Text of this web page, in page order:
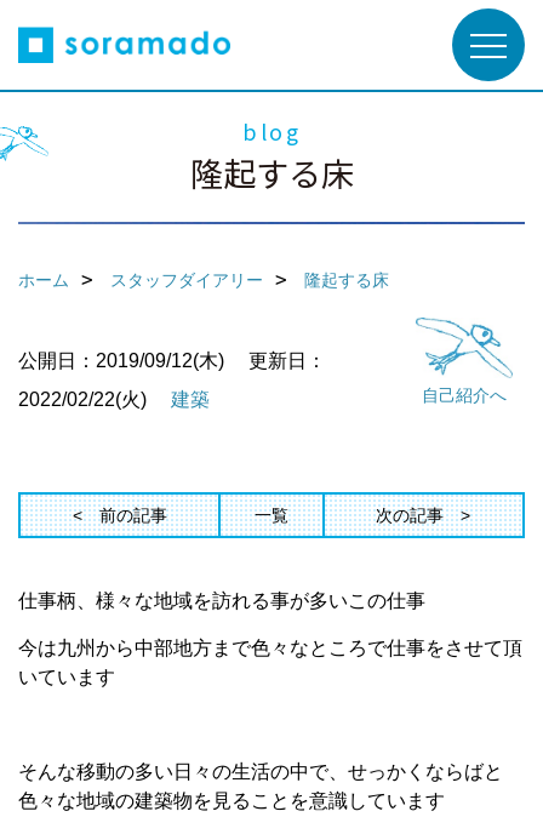
blog
隆起する床
ホーム スタッフダイアリー 隆起する床
自己紹介へ
公開日：2019/09/12(木)
更新日：
2022/02/22(火)
建築
前の記事 一覧 次の記事
仕事柄、様々な地域を訪れる事が多いこの仕事
今は九州から中部地方まで色々なところで仕事をさせて頂
いています
そんな移動の多い日々の生活の中で、せっかくならばと
色々な地域の建築物を見ることを意識しています